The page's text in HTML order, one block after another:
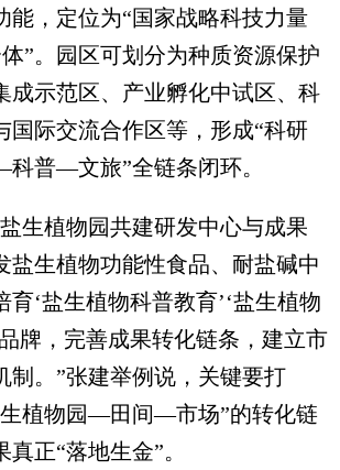
能，定位为“国家战略科技力量
”。园区可划分为种质资源保护
成示范区、产业孵化中试区、科
国际交流合作区等，形成“科研
普—文旅”全链条闭环。
植物园共建研发中心与成果
盐生植物功能性食品、耐盐碱中
‘盐生植物科普教育’‘盐生植物
牌，完善成果转化链条，建立市
制。”张建举例说，关键要打
植物园—田间—市场”的转化链
正“落地生金”。